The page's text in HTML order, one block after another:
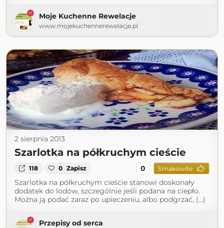
Moje Kuchenne Rewelacje
www.mojekuchennerewelacje.pl
2 sierpnia 2013
Szarlotka na półkruchym cieście
118 0 Zapisz 0 Smakowite
Szarlotka na półkruchym cieście stanowi doskonały
dodatek do lodów, szczególnie jeśli podana na ciepło.
Można ją podać zaraz po upieczeniu, albo podgrzać, (...)
Przepisy od serca